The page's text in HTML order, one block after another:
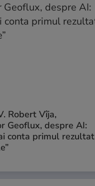
Robert Vîja,
Geoflux, despre AI:
conta primul rezultat